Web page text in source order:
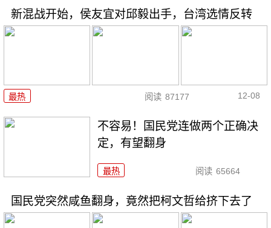
新混战开始，侯友宜对邱毅出手，台湾选情反转
最热 阅读 87177 12-08
不容易！国民党连做两个正确决
定，有望翻身
最热 阅读 65664
国民党突然咸鱼翻身，竟然把柯文哲给挤下去了